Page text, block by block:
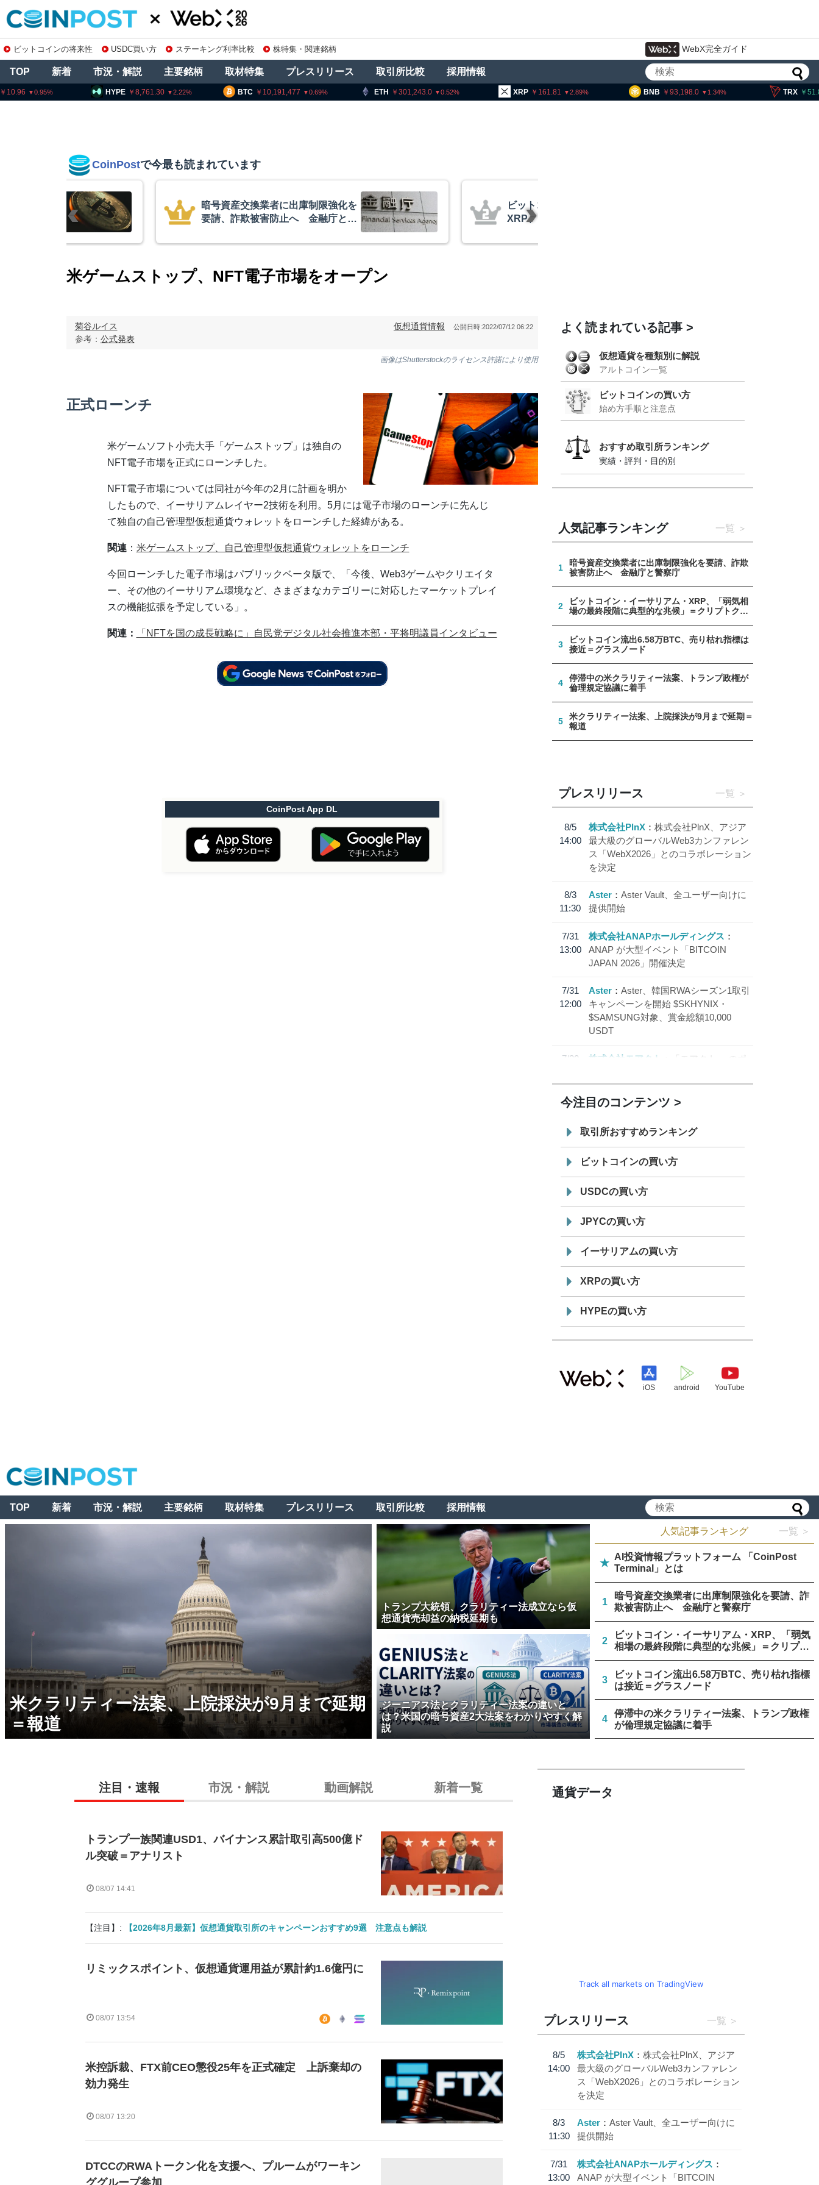
ビットコインの将来性 USDC買い方 ステーキング利率比較 株特集・関連銘柄 WebX完全ガイド
TOP 新着 市況・解説 主要銘柄 取材特集 プレスリリース 取引所比較 採用情報
BTC 10,191,477 0.69 ETH 301,243.0 0.52 XRP 2.89 BNB 93,198.0 1.34 TRX 0.06
HYPE 8,761.30 2.22
CoinPostで今最も読まれています
出庫制限強化を
止へ 金融庁と警
ビットコイン・イーサリアム・
XRP、「弱気相場の最終段階に典型
的な兆候」＝クリプトクアント
ビットコイン流出6.58万BTC、売り
枯れ指標は接近＝グラスノード
米ゲームストップ、NFT電子市場をオープン
菊谷ルイス
参考： 公式発表
仮想通貨情報 公開日時:2022/07/12 06:22
画像はShutterstockのライセンス許諾により使用
正式ローンチ
米ゲームソフト小売大手「ゲームストップ」は独自の
NFT電子市場を正式にローンチした。
NFT電子市場については同社が今年の2月に計画を明か
したもので、イーサリアムレイヤー2技術を利用。5月には電子市場のローンチに先んじ
て独自の自己管理型仮想通貨ウォレットをローンチした経緯がある。
関連： 米ゲームストップ、自己管理型仮想通貨ウォレットをローンチ
今回ローンチした電子市場はパブリックベータ版で、「今後、Web3ゲームやクリエイタ
ー、その他のイーサリアム環境など、さまざまなカテゴリーに対応したマーケットプレイ
スの機能拡張を予定している」。
関連： 「NFTを国の成長戦略に」自民党デジタル社会推進本部・平将明議員インタビュー
CoinPost App DL
よく読まれている記事
仮想通貨を種類別に解説
アルトコイン一覧
ビットコインの買い方
始め方手順と注意点
おすすめ取引所ランキング
実績・評判・目的別
人気記事ランキング 一覧
1
暗号資産交換業者に出庫制限強化を要請、詐欺
被害防止へ 金融庁と警察庁
2
ビットコイン・イーサリアム・XRP、「弱気相
場の最終段階に典型的な兆候」＝クリプトクア
3
ビットコイン流出6.58万BTC、売り枯れ指標は
接近＝グラスノード
4
停滞中の米クラリティー法案、トランプ政権が
倫理規定協議に着手
5
米クラリティー法案、上院採決が9月まで延期＝
報道
プレスリリース 一覧
8/5
14:00
株式会社PlnX
株式会社PlnX、アジア
最大級のグローバルWeb3カンファレン
ス「WebX2026」とのコラボレーション
を決定
8/3
11:30
Aster
Aster Vault、全ユーザー向けに
提供開始
7/31
13:00
株式会社ANAPホールディングス
ANAP が大型イベント「BITCOIN
JAPAN 2026」開催決定
7/31
12:00
Aster
Aster、韓国RWAシーズン1取引
キャンペーンを開始 $SKHYNIX・
$SAMSUNG対象、賞金総額10,000
USDT
7/30
株式会社モアクト
「モアクト」 のポ
「 JPYC」を追加
19:30
てステーブルコイン「JPYSC」徹底解
説セミナーを開催
今注目のコンテンツ
取引所おすすめランキング
ビットコインの買い方
USDCの買い方
JPYCの買い方
イーサリアムの買い方
XRPの買い方
HYPEの買い方
iOS android YouTube
TOP 新着 市況・解説 主要銘柄 取材特集 プレスリリース 取引所比較 採用情報
米クラリティー法案、上院採決が9月まで延期
＝報道
トランプ大統領、クラリティー法成立なら仮
想通貨売却益の納税延期も
ジーニアス法とクラリティー法案の違いと
は？米国の暗号資産2大法案をわかりやすく解
説
人気記事ランキング 一覧 ＞
★
AI投資情報プラットフォーム 「CoinPost
Terminal」とは
1
暗号資産交換業者に出庫制限強化を要請、詐
欺被害防止へ 金融庁と警察庁
2
ビットコイン・イーサリアム・XRP、「弱気
相場の最終段階に典型的な兆候」＝クリプト
クアント
3
ビットコイン流出6.58万BTC、売り枯れ指標
は接近＝グラスノード
4
停滞中の米クラリティー法案、トランプ政権
が倫理規定協議に着手
注目・速報 市況・解説 動画解説 新着一覧
トランプ一族関連USD1、バイナンス累計取引高500億ド
ル突破＝アナリスト
08/07 14:41
【注目】: 【2026年8月最新】仮想通貨取引所のキャンペーンおすすめ9選 注意点も解説
リミックスポイント、仮想通貨運用益が累計約1.6億円に
08/07 13:54
米控訴裁、FTX前CEO懲役25年を正式確定 上訴棄却の
効力発生
08/07 13:20
DTCCのRWAトークン化を支援へ、プルームがワーキン
通貨データ
Track all markets on TradingView
プレスリリース 一覧
8/5
14:00
株式会社PlnX
株式会社PlnX、アジア
最大級のグローバルWeb3カンファレン
ス「WebX2026」とのコラボレーション
を決定
8/3
11:30
Aster
Aster Vault、全ユーザー向けに
提供開始
7/31
13:00
株式会社ANAPホールディングス
ANAP が大型イベント「BITCOIN